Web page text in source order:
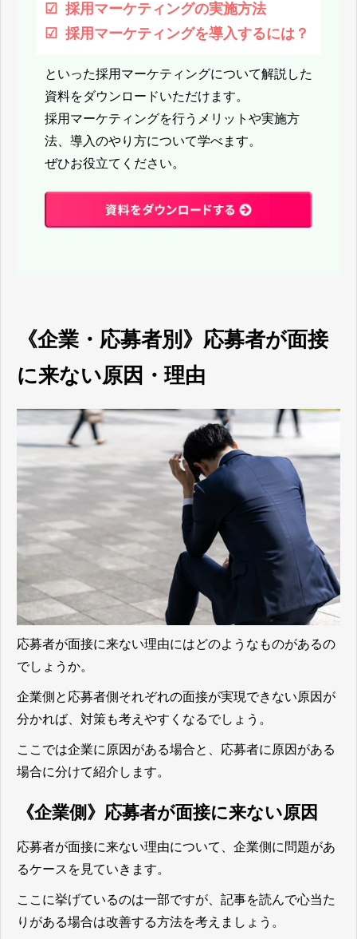
☑︎ 採用マーケティングの実施方法
☑︎ 採用マーケティングを導入するには？
といった採用マーケティングについて解説した
資料をダウンロードいただけます。
採用マーケティングを行うメリットや実施方
法、導入のやり方について学べます。
ぜひお役立てください。
《企業・応募者別》応募者が面接
に来ない原因・理由
応募者が面接に来ない理由にはどのようなものがあるの
でしょうか。
企業側と応募者側それぞれの面接が実現できない原因が
分かれば、対策も考えやすくなるでしょう。
ここでは企業に原因がある場合と、応募者に原因がある
場合に分けて紹介します。
《企業側》応募者が面接に来ない原因
応募者が面接に来ない理由について、企業側に問題があ
るケースを見ていきます。
ここに挙げているのは一部ですが、記事を読んで心当た
りがある場合は改善する方法を考えましょう。